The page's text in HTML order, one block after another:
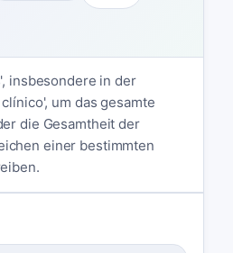
insbesondere in der
um das gesamte
die Gesamtheit der
einer bestimmten